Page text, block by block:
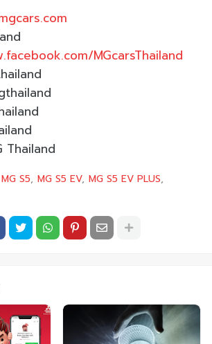
MGcarsThailand
Thailand
MG S5 MG S5 EV MG S5 EV PLUS